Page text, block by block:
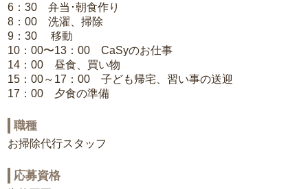
6：30 弁当･朝食作り
8：00 洗濯、掃除
9：30 移動
10：00〜13：00 CaSyのお仕事
14：00 昼食、買い物
15：00～17：00 子ども帰宅、習い事の送迎
17：00 夕食の準備
職種
お掃除代行スタッフ
応募資格